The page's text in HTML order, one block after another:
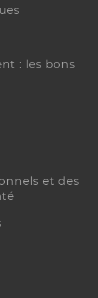
: les bons
et des